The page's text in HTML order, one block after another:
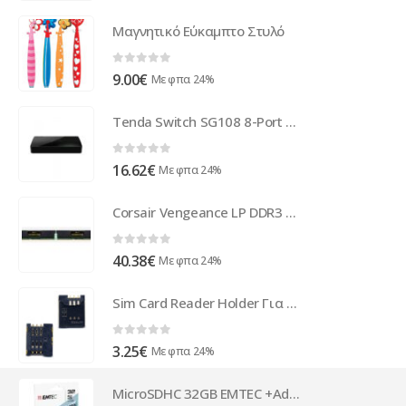
Μαγνητικό Εύκαμπτο Στυλό
0 out of 5
9.00€ Με φπα 24%
Tenda Switch SG108 8-Port GE 10/100/1000 SG108
0 out of 5
16.62€ Με φπα 24%
Corsair Vengeance LP DDR3 Kit - 4GB - DDR3 CML4GX3M2A1600C9
0out of 5
40.38€ Με φπα 24%
Sim Card Reader Holder Για SonyEricsson Xperia Play-R800 OR
0 out of 5
3.25€ Με φπα 24%
MicroSDHC 32GB EMTEC +Adapter CL10 CLASSIC Blister